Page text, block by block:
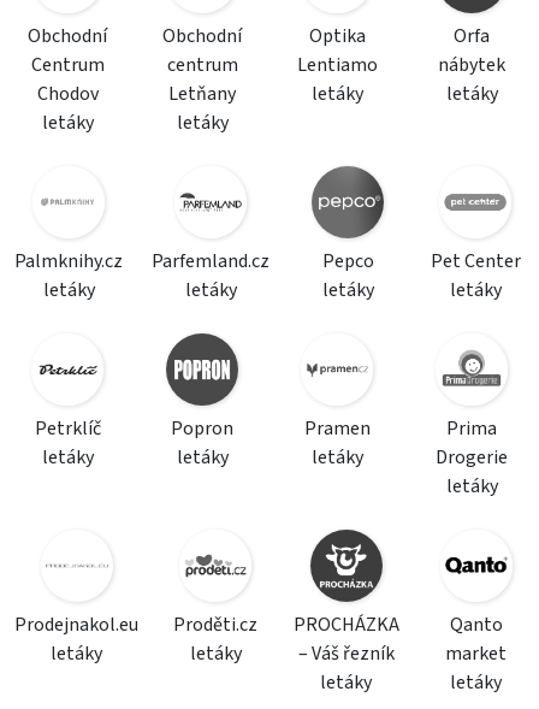
Obchodní
Centrum
Chodov
letáky
Obchodní
centrum
Letňany
letáky
Optika
Lentiamo
letáky
Orfa
nábytek
letáky
Palmknihy.cz
letáky
Parfemland.cz
letáky
Pepco
letáky
Pet Center
letáky
Petrklíč
letáky
Popron
letáky
Pramen
letáky
Prima
Drogerie
letáky
Prodejnakol.eu
letáky
Proděti.cz
letáky
PROCHÁZKA
– Váš řezník
letáky
Qanto
market
letáky